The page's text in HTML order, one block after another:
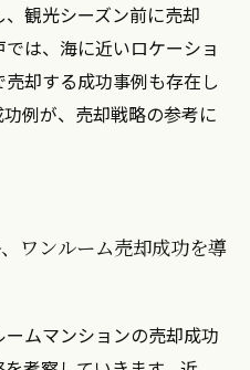
観光シーズン前に売却
は、海に近いロケーショ
却する成功事例も存在し
例が、売却戦略の参考に
ワンルーム売却成功を導
ムマンションの売却成功